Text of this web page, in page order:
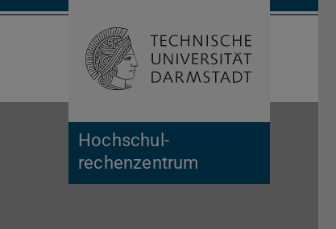
Hochschul­
rechenzentrum
Suche öffnen